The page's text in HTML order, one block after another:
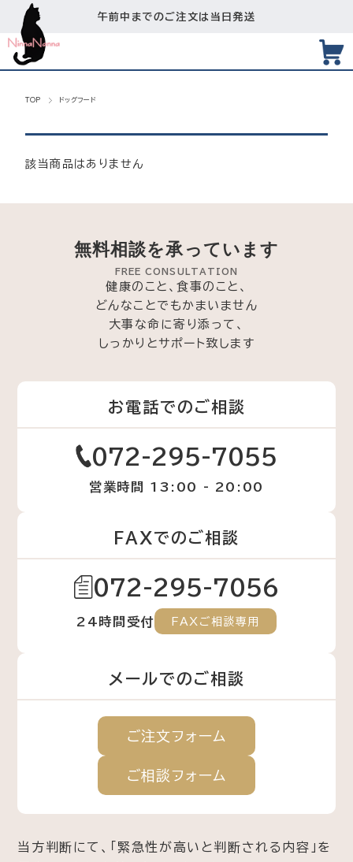
午前中までのご注文は当日発送
TOP ドッグフード
該当商品はありません
無料相談を承っています
FREE CONSULTATION
健康のこと、食事のこと、
どんなことでもかまいません
大事な命に寄り添って、
しっかりとサポート致します
お電話でのご相談
072-295-7055
営業時間 13:00 - 20:00
FAXでのご相談
072-295-7056
24時間受付 FAXご相談専用
メールでのご相談
ご注文フォーム
ご相談フォーム
当方判断にて、「緊急性が高いと判断される内容」を